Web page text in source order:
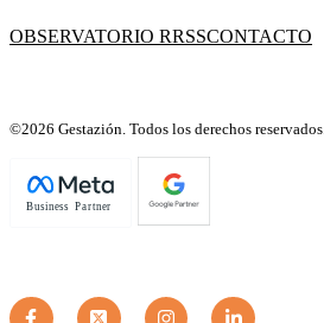
OBSERVATORIO RRSSCONTACTO
©2026 Gestazión. Todos los derechos reservados.